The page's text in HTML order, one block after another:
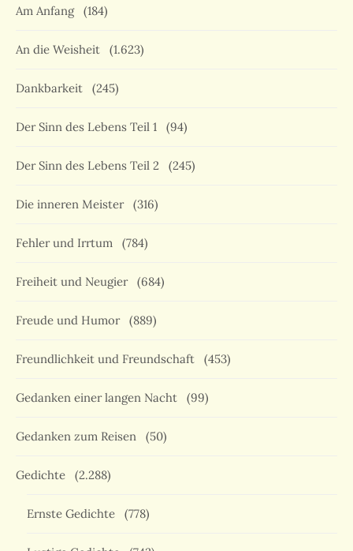
Am Anfang (184)
An die Weisheit (1.623)
Dankbarkeit (245)
Der Sinn des Lebens Teil 1 (94)
Der Sinn des Lebens Teil 2 (245)
Die inneren Meister (316)
Fehler und Irrtum (784)
Freiheit und Neugier (684)
Freude und Humor (889)
Freundlichkeit und Freundschaft (453)
Gedanken einer langen Nacht (99)
Gedanken zum Reisen (50)
Gedichte (2.288)
Ernste Gedichte (778)